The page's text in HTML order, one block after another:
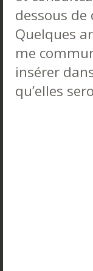
dessous
Quelques
me
insérer
qu’elles